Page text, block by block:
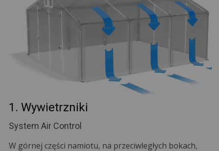
1. Wywietrzniki
System Air Control
W górnej części namiotu, na przeciwległych bokach,